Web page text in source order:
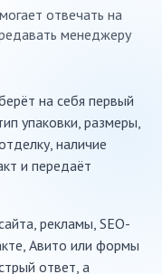
отвечать на
менеджеру
на себя первый
упаковки, размеры,
наличие
и передаёт
рекламы, SEO-
Авито или формы
ответ, а